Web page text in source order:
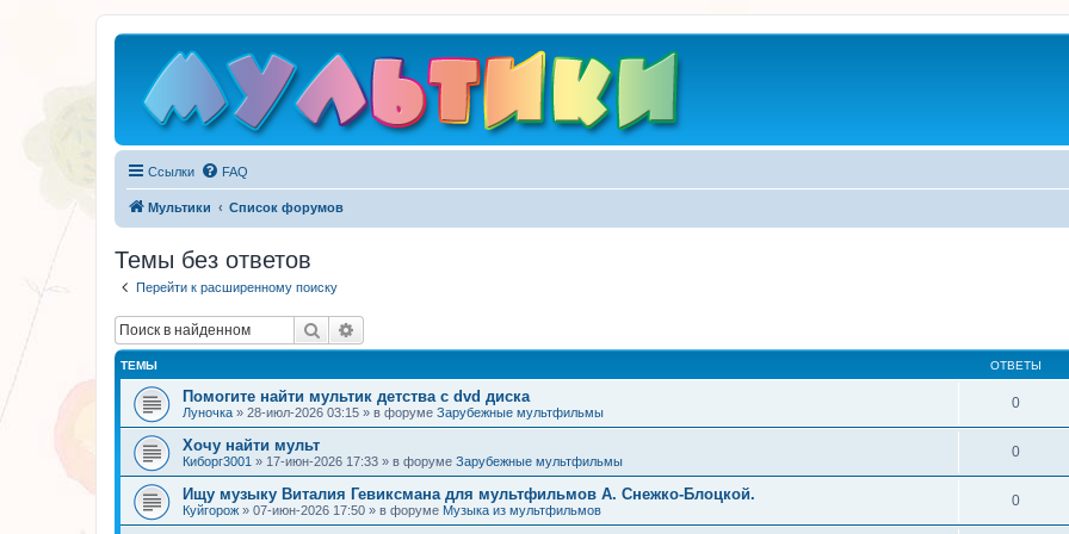
Ссылки FAQ
Мультики Список форумов
Темы без ответов
Перейти к расширенному поиску
Поиск
ТЕМЫ ОТВЕТЫ
Помогите найти мультик детства с dvd диска
Луночка » 28-июл-2026 03:15 » в форуме Зарубежные мультфильмы
0
Хочу найти мульт
Киборг3001 » 17-июн-2026 17:33 » в форуме Зарубежные мультфильмы
0
Ищу музыку Виталия Гевиксмана для мультфильмов А. Снежко-Блоцкой.
Куйгорож » 07-июн-2026 17:50 » в форуме Музыка из мультфильмов
0